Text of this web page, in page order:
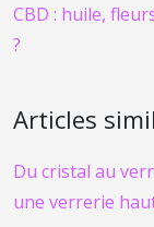
CBD : huile,
?
Articles
Du cristal au
une verrerie